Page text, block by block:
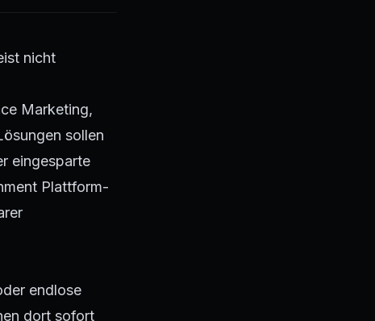
nicht
Marketing,
sollen
eingesparte
Plattform-
endlose
dort sofort